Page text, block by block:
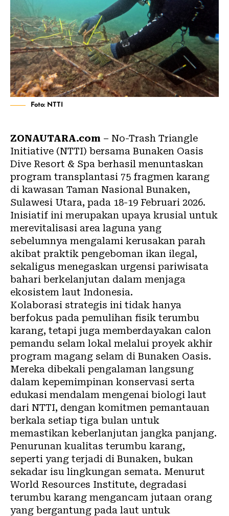
Foto: NTTI
ZONAUTARA.com – No-Trash Triangle
Initiative (NTTI) bersama Bunaken Oasis
Dive Resort & Spa berhasil menuntaskan
program transplantasi 75 fragmen karang
di kawasan Taman Nasional Bunaken,
Sulawesi Utara, pada 18-19 Februari 2026.
Inisiatif ini merupakan upaya krusial untuk
merevitalisasi area laguna yang
sebelumnya mengalami kerusakan parah
akibat praktik pengeboman ikan ilegal,
sekaligus menegaskan urgensi pariwisata
bahari berkelanjutan dalam menjaga
ekosistem laut Indonesia.
Kolaborasi strategis ini tidak hanya
berfokus pada pemulihan fisik terumbu
karang, tetapi juga memberdayakan calon
pemandu selam lokal melalui proyek akhir
program magang selam di Bunaken Oasis.
Mereka dibekali pengalaman langsung
dalam kepemimpinan konservasi serta
edukasi mendalam mengenai biologi laut
dari NTTI, dengan komitmen pemantauan
berkala setiap tiga bulan untuk
memastikan keberlanjutan jangka panjang.
Penurunan kualitas terumbu karang,
seperti yang terjadi di Bunaken, bukan
sekadar isu lingkungan semata. Menurut
World Resources Institute, degradasi
terumbu karang mengancam jutaan orang
yang bergantung pada laut untuk